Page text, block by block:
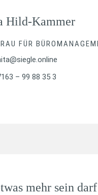
Hild-Kammer
FÜR
– 99 88 35 3
mehr sein darf